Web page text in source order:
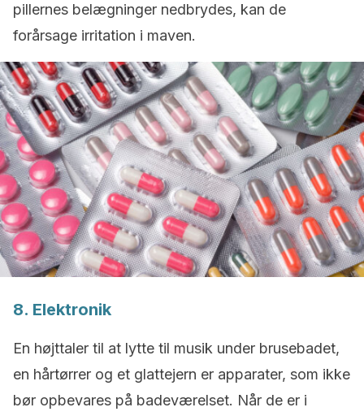
pillernes belægninger nedbrydes, kan de
forårsage irritation i maven.
8. Elektronik
En højttaler til at lytte til musik under brusebadet,
en hårtørrer og et glattejern er apparater, som ikke
bør opbevares på badeværelset. Når de er i